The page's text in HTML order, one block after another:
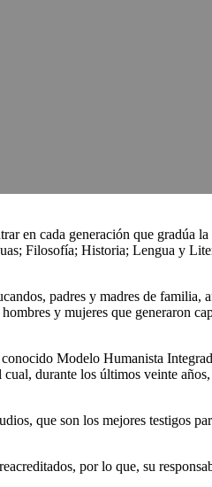
en cada generación que gradúa
Filosofía; Historia; Lengua y
padres y madres de familia,
y mujeres que generaron
Modelo Humanista
durante los últimos veinte
que son los mejores testigos
por lo que, su